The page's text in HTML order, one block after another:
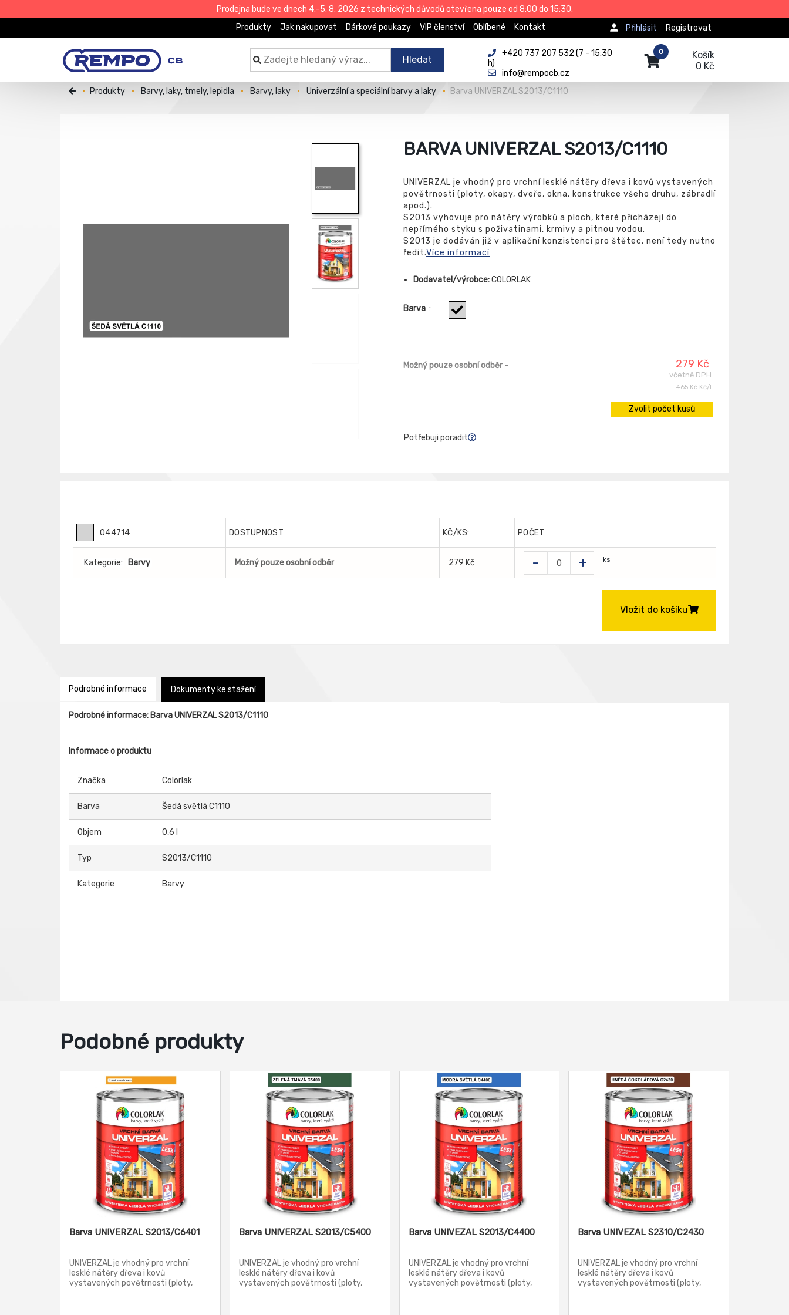
Prodejna bude ve dnech 4.–5. 8. 2026 z technických důvodů otevřena pouze od 8:00 do 15:30.
Produkty Jak nakupovat Dárkové poukazy VIP členství Oblíbené Kontakt Registrovat
Přihlásit
Hledat
+420 737 207 532 (7 - 15:30
h)
info@rempocb.cz
Košík
0 Kč
0
Produkty Barvy, laky, tmely, lepidla Barvy, laky Univerzální a speciální barvy a laky Barva UNIVERZAL S2013/C1110
BARVA UNIVERZAL S2013/C1110
UNIVERZAL je vhodný pro vrchní lesklé nátěry dřeva i kovů vystavených
povětrnosti (ploty, okapy, dveře, okna, konstrukce všeho druhu, zábradlí
apod.).
S2013 vyhovuje pro nátěry výrobků a ploch, které přicházejí do
nepřímého styku s poživatinami, krmivy a pitnou vodou.
S2013 je dodáván již v aplikační konzistenci pro štětec, není tedy nutno
ředit.Více informací
Dodavatel/výrobce:COLORLAK
Barva :
Možný pouze osobní odběr- 279 Kč
včetně DPH
465 Kč Kč/l
Zvolit počet kusů
Potřebuji poradit
044714 DOSTUPNOST KČ/KS: POČET
Kategorie: Barvy Možný pouze osobní odběr 279 Kč - + ks
Vložit do košíku
Podrobné informace Dokumenty ke stažení
Podrobné informace: Barva UNIVERZAL S2013/C1110
Informace o produktu
Značka Colorlak
Barva Šedá světlá C1110
Objem 0,6 l
Typ S2013/C1110
Kategorie Barvy
Podobné produkty
Barva UNIVERZAL S2013/C6401
UNIVERZAL je vhodný pro vrchní
lesklé nátěry dřeva i kovů
vystavených povětrnosti (ploty,
Barva UNIVERZAL S2013/C5400
UNIVERZAL je vhodný pro vrchní
lesklé nátěry dřeva i kovů
vystavených povětrnosti (ploty,
Barva UNIVEZAL S2013/C4400
UNIVERZAL je vhodný pro vrchní
lesklé nátěry dřeva i kovů
vystavených povětrnosti (ploty,
Barva UNIVEZAL S2310/C2430
UNIVERZAL je vhodný pro vrchní
lesklé nátěry dřeva i kovů
vystavených povětrnosti (ploty,